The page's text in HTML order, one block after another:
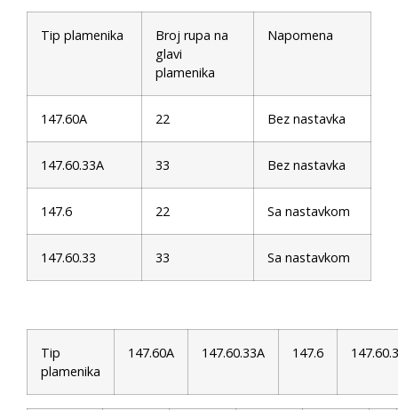
Tip plamenika
Broj rupa na
glavi
plamenika
Napomena
147.60A 22 Bez nastavka
147.60.33A 33 Bez nastavka
147.6 22 Sa nastavkom
147.60.33 33 Sa nastavkom
Tip
plamenika
147.60A 147.60.33A 147.6